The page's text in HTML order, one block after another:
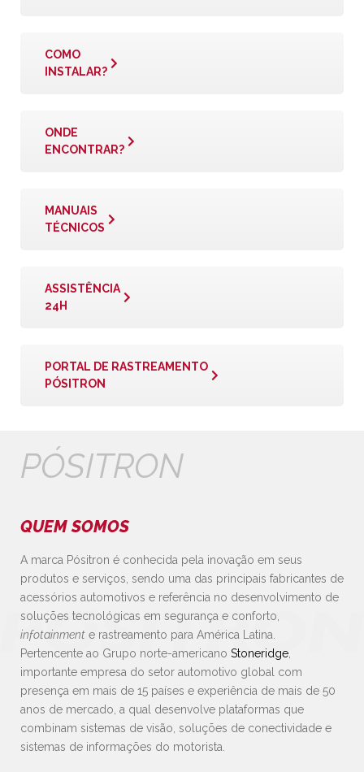
COMO
INSTALAR?
ONDE
ENCONTRAR?
MANUAIS
TÉCNICOS
ASSISTÊNCIA
24H
PORTAL DE RASTREAMENTO
PÓSITRON
PÓSITRON
QUEM SOMOS
A marca Pósitron é conhecida pela inovação em seus
produtos e serviços, sendo uma das principais fabricantes de
acessórios automotivos e referência no desenvolvimento de
soluções tecnológicas em segurança e conforto,
infotainment e rastreamento para América Latina.
Pertencente ao Grupo norte-americano Stoneridge
importante empresa do setor automotivo global com
presença em mais de 15 países e experiência de mais de 50
anos de mercado, a qual desenvolve plataformas que
combinam sistemas de visão, soluções de conectividade e
sistemas de informações do motorista.